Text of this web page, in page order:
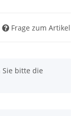
Frage zum Artikel
Sie bitte die